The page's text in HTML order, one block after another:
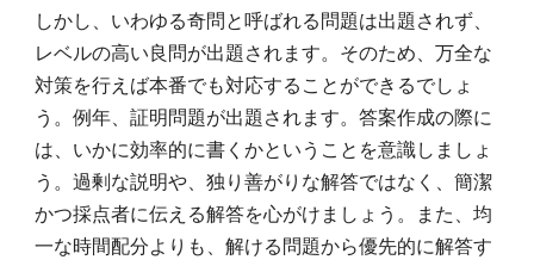
しかし、いわゆる奇問と呼ばれる問題は出題されず、
レベルの高い良問が出題されます。そのため、万全な
対策を行えば本番でも対応することができるでしょ
う。例年、証明問題が出題されます。答案作成の際に
は、いかに効率的に書くかということを意識しましょ
う。過剰な説明や、独り善がりな解答ではなく、簡潔
かつ採点者に伝える解答を心がけましょう。また、均
一な時間配分よりも、解ける問題から優先的に解答す